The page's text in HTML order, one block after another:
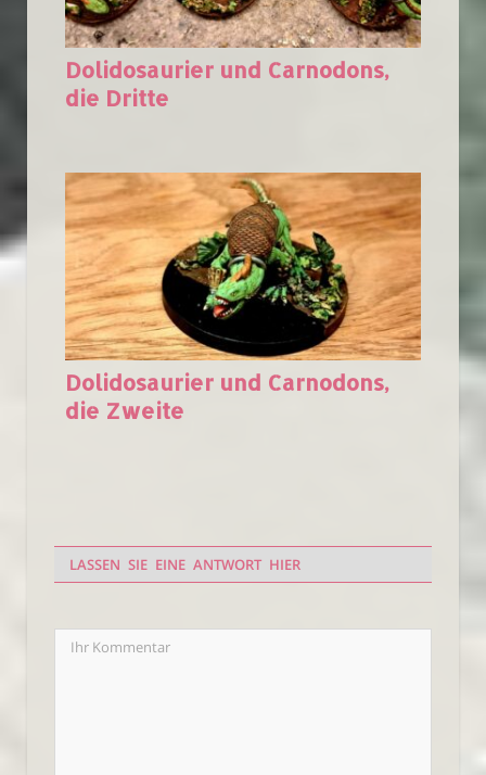
Dolidosaurier und Carnodons,
die Dritte
Dolidosaurier und Carnodons,
die Zweite
LASSEN SIE EINE ANTWORT HIER